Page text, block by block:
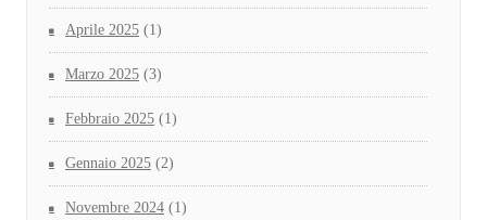
Aprile 2025 (1)
Marzo 2025 (3)
Febbraio 2025 (1)
Gennaio 2025 (2)
Novembre 2024 (1)